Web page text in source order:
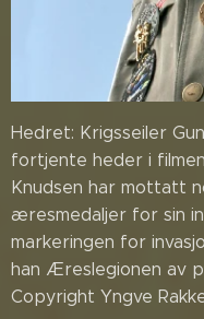
Hedret: Krigsseiler
fortjente heder i
Knudsen har mottatt
æresmedaljer for sin
markeringen for
han Æreslegionen av
Copyright Yngve